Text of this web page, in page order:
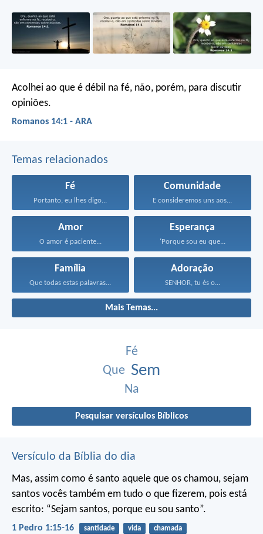
Acolhei ao que é débil na fé, não, porém, para discutir
opiniões.
Romanos 14:1 - ARA
Temas relacionados
Fé
Portanto, eu lhes digo...
Comunidade
E consideremos uns aos...
Amor
O amor é paciente...
Esperança
‘Porque sou eu que...
Família
Que todas estas palavras...
Adoração
SENHOR, tu és o...
Mais Temas...
Fé
Que Sem
Na
Pesquisar versículos Bíblicos
Versículo da Bíblia do dia
Mas, assim como é santo aquele que os chamou, sejam
santos vocês também em tudo o que fizerem, pois está
escrito: “Sejam santos, porque eu sou santo”.
1 Pedro 1:15-16 santidade vida chamada